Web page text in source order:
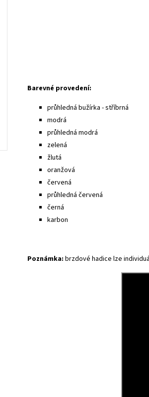
Barevné provedení:
průhledná bužírka - stříbrná
modrá
průhledná modrá
zelená
žlutá
oranžová
červená
průhledná červená
černá
karbon
Poznámka: brzdové hadice lze